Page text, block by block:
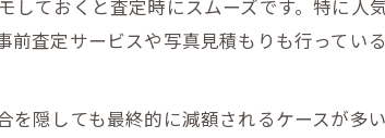
ぶ際の見極めポイント
知って損をしない方法
事前準備と注意点
ておくと査定時にスムーズです。特に人
査定サービスや写真見積もりも行ってい
隠しても最終的に減額されるケースが多